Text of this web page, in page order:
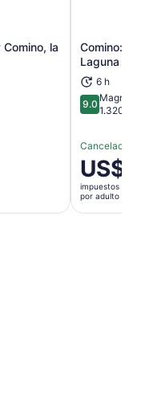
la
una nueva pestaña
Comino:
Laguna de
6 h
9.09.0 de 10
1.320
Cancelación
El
precio
es
de
US$
impuestos y
por adulto